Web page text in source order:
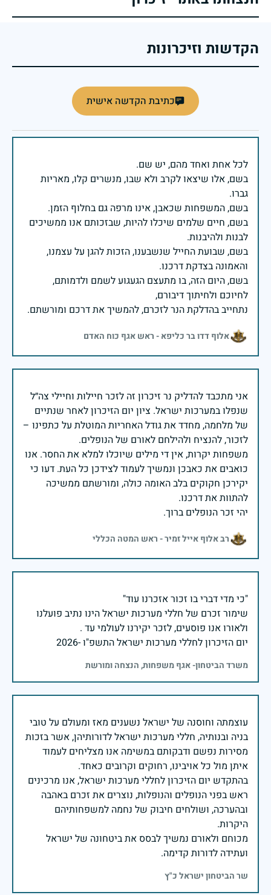
הקדשות וזיכרונות
כתיבת הקדשה אישית
בשם, אלו שיצאו לקרב ולא שבו, מנשרים קלו, מאריות
בשם, חיים שלמים שיכלו להיות, שבזכותם אנו ממשיכים
בשם, שבועת החייל שנשבענו, הזכות להגן על עצמנו,
בשם, היום הזה, בו מתעצם הגעגוע לשמם ולדמותם,
נתחייב בהדלקת הנר לזכרם, להמשיך את דרכם ומורשתם.
אלוף דדו בר כליפא - ראש אגף כוח האדם
אני מתכבד להדליק נר זיכרון זה לזכר חיילות וחיילי צה״ל
שנפלו במערכות ישראל. ציון יום הזיכרון לאחר שנתיים
של מלחמה, מחדד את גודל האחריות המוטלת על כתפינו –
משפחות יקרות, אין די מילים שיוכלו למלא את החסר. אנו
כואבים את כאבכן ונמשיך לעמוד לצידכן כל העת. דעו כי
יקירכן חקוקים בלב האומה כולה, ומורשתם ממשיכה
יהי זכר הנופלים ברוך.
רב אלוף אייל זמיר - ראש המטה הכללי
שימור זכרם של חללי מערכות ישראל הינו נתיב פועלנו
יום הזיכרון לחללי מערכות ישראל התשפ"ו -2026
משרד הביטחון- אגף משפחות, הנצחה ומורשת
עוצמתה וחוסנה של ישראל נשענים מאז ומעולם על טובי
בניה ובנותיה, חללי מערכות ישראל לדורותיהן, אשר בזכות
מסירות נפשם ודבקותם במשימה אנו מצליחים לעמוד
בהתקדש יום הזיכרון לחללי מערכות ישראל, אנו מרכינים
ראש בפני הנופלים והנופלות, נוצרים את זכרם באהבה
ובהערכה, ושולחים חיבוק של נחמה למשפחותיהם
מכוחם ולאורם נמשיך לבסס את ביטחונה של ישראל
ועתידה לדורות קדימה.
שר הביטחון ישראל כ"ץ